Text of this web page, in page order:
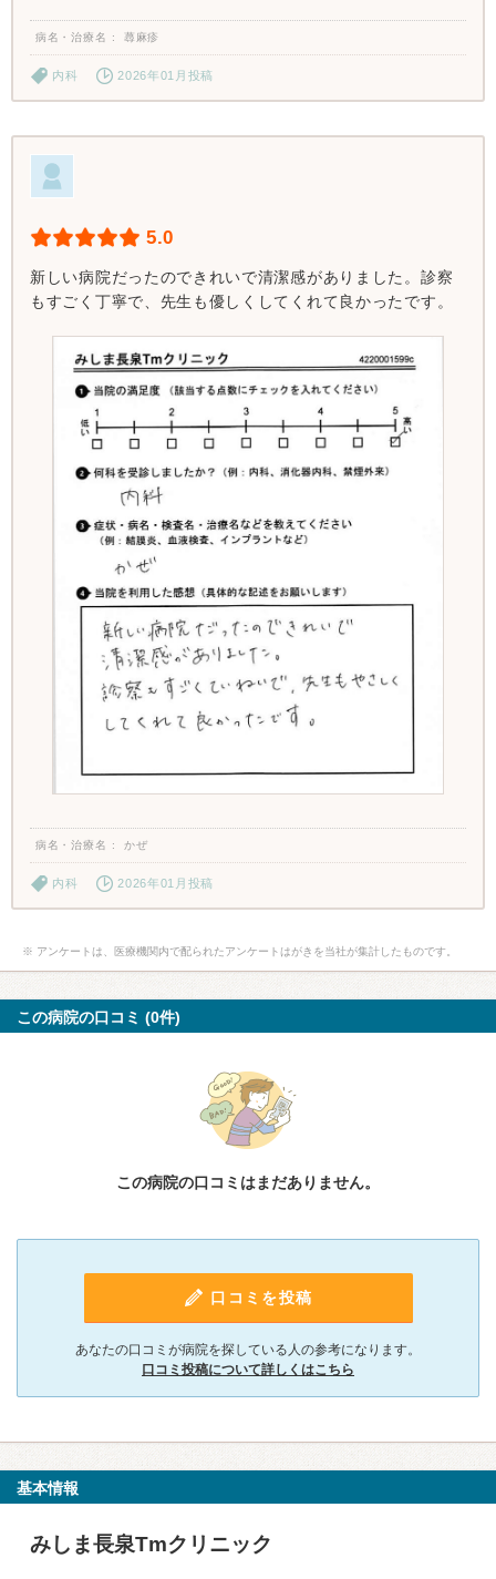
病名・治療名 蕁麻疹
内科 2026年01月投稿
5.0
新しい病院だったのできれいで清潔感がありました。診察
もすごく丁寧で、先生も優しくしてくれて良かったです。
病名・治療名 かぜ
内科 2026年01月投稿
※ アンケートは、医療機関内で配られたアンケートはがきを当社が集計したものです。
この病院の口コミ (0件)
この病院の口コミはまだありません。
口コミを投稿
あなたの口コミが病院を探している人の参考になります。
口コミ投稿について詳しくはこちら
基本情報
みしま長泉Tmクリニック